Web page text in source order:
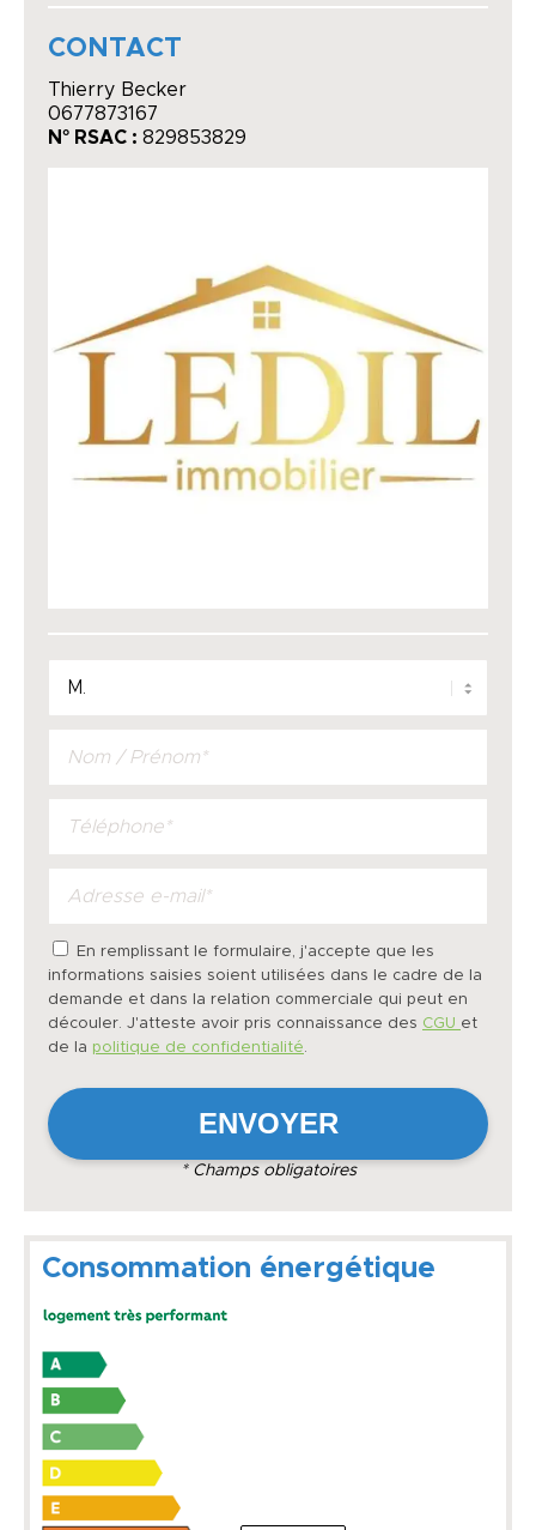
CONTACT
Thierry Becker
0677873167
N° RSAC : 829853829
En remplissant le formulaire, j'accepte que les
informations saisies soient utilisées dans le cadre de la
demande et dans la relation commerciale qui peut en
découler. J'atteste avoir pris connaissance des CGU et
de la politique de confidentialité.
* Champs obligatoires
Consommation énergétique